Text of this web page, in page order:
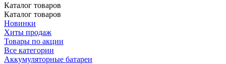
Каталог товаров
Каталог товаров
Новинки
Хиты продаж
Товары по акции
Все категории
Аккумуляторные батареи